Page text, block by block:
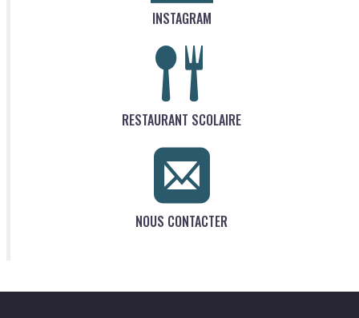
INSTAGRAM
RESTAURANT SCOLAIRE
NOUS CONTACTER